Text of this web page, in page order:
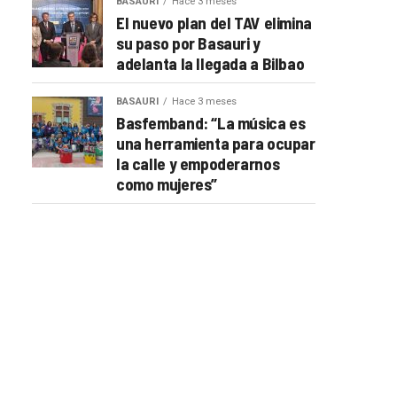
El nuevo plan del TAV elimina
su paso por Basauri y
adelanta la llegada a Bilbao
BASAURI Hace 3 meses
Basfemband: “La música es
una herramienta para ocupar
la calle y empoderarnos
como mujeres”